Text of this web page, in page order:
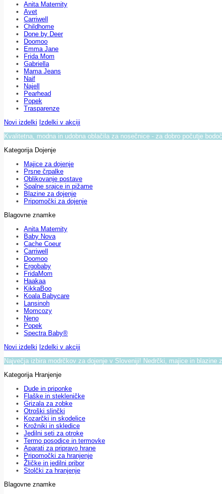
Anita Maternity
Avet
Carriwell
Childhome
Done by Deer
Doomoo
Emma Jane
Frida Mom
Gabriella
Mama Jeans
Naif
Najell
Pearhead
Popek
Trasparenze
Novi izdelki Izdelki v akciji
Kvalitetna, modna in udobna oblačila za nosečnice - za dobro počutje
Kategorija Dojenje
Majice za dojenje
Prsne črpalke
Oblikovanje postave
Spalne srajce in pižame
Blazine za dojenje
Pripomočki za dojenje
Blagovne znamke
Anita Maternity
Baby Nova
Cache Coeur
Carriwell
Doomoo
Ergobaby
FridaMom
Haakaa
KikkaBoo
Koala Babycare
Lansinoh
Momcozy
Neno
Popek
Spectra Baby®
Novi izdelki Izdelki v akciji
Največja izbira modrčkov za dojenje v Sloveniji! Nedrčki, majice in blazine
Kategorija Hranjenje
Dude in priponke
Flaške in stekleničke
Grizala za zobke
Otroški slinčki
Kozarčki in skodelice
Krožniki in skledice
Jedilni seti za otroke
Termo posodice in termovke
Aparati za pripravo hrane
Pripomočki za hranjenje
Žličke in jedilni pribor
Stolčki za hranjenje
Blagovne znamke